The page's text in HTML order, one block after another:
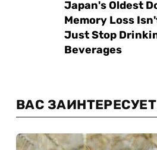
ВАС ЗАИНТЕРЕСУЕТ